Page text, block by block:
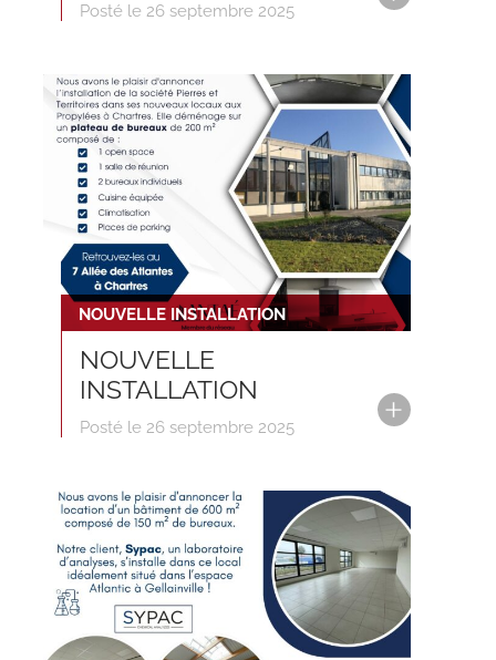
Posté le 26 septembre 2025
NOUVELLE INSTALLATION
NOUVELLE
INSTALLATION
Posté le 26 septembre 2025